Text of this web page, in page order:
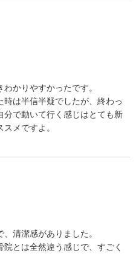
かりやすかったです。
は半信半疑でしたが、終わっ
分で動いて行く感じはとても新
メですよ。
清潔感がありました。
とは全然違う感じで、すごく